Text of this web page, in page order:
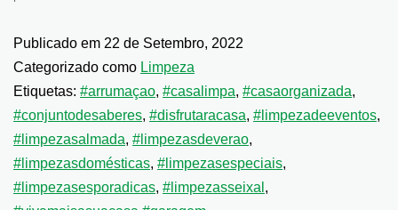
Publicado em 22 de Setembro, 2022
Categorizado como Limpeza
Etiquetas: #arrumaçao, #casalimpa, #casaorganizada,
#conjuntodesaberes, #disfrutaracasa, #limpezadeeventos,
#limpezasalmada, #limpezasdeverao,
#limpezasdomésticas, #limpezasespeciais,
#limpezasesporadicas, #limpezasseixal ,